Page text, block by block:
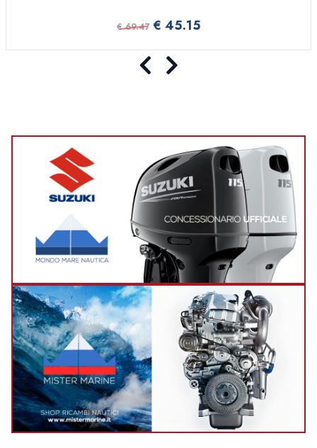
€ 69.47 € 45.15